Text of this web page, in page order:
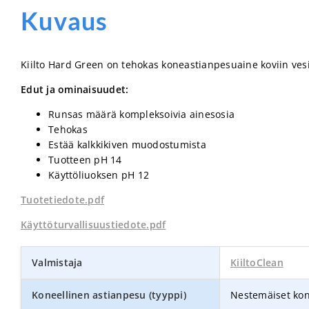
Kuvaus
Kiilto Hard Green on tehokas koneastianpesuaine koviin
Edut ja ominaisuudet:
Runsas määrä kompleksoivia ainesosia
Tehokas
Estää kalkkikiven muodostumista
Tuotteen pH 14
Käyttöliuoksen pH 12
Tuotetiedote.pdf
Käyttö­turvallisuus­tiedote.pdf
Valmistaja KiiltoClean
Koneellinen astianpesu (tyyppi) Nestemäiset